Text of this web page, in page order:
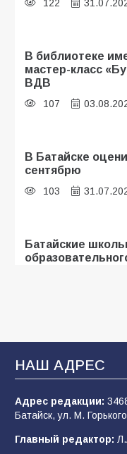
122
В библиотеке
мастер-класс
ВДВ
107
В Батайске
сентябрю
103
Батайские
деле
2026 года
96
НАШ АДРЕС
Адрес редакции:
Батайск, ул. М.
Главный редактор: